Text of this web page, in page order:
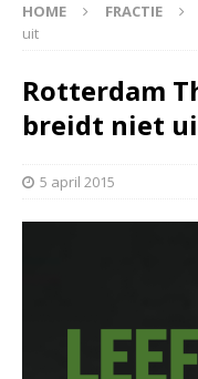
HOME FRACTIE
uit
Rotterdam
breidt niet
5 april 2015